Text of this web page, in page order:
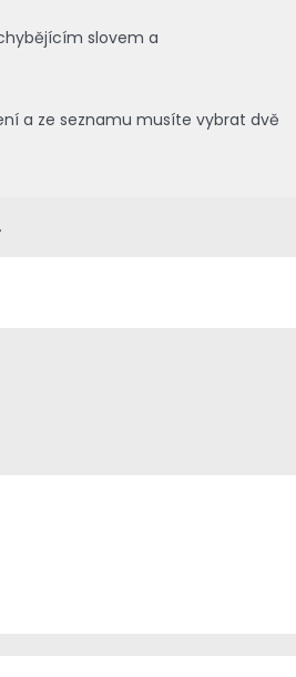
slovem a
a ze seznamu musíte vybrat dvě